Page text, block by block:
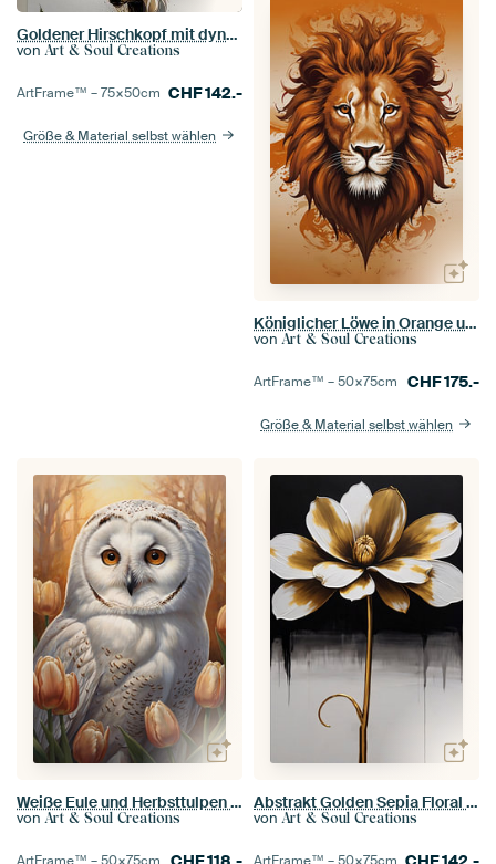
Goldener Hirschkopf mit dynamischen Spritzern
von Art & Soul Creations
ArtFrame™ –75×50cm CHF142.-
Größe & Material selbst wählen
Königlicher Löwe in Orange und Braun
von Art & Soul Creations
ArtFrame™ –50×75cm CHF175.-
Größe & Material selbst wählen
Weiße Eule und Herbsttulpen Portrait
von Art & Soul Creations
ArtFrame™ –50×75cm
Abstrakt Golden Sepia Floral Kunstwerk
von Art & Soul Creations
ArtFrame™ –50×75cm